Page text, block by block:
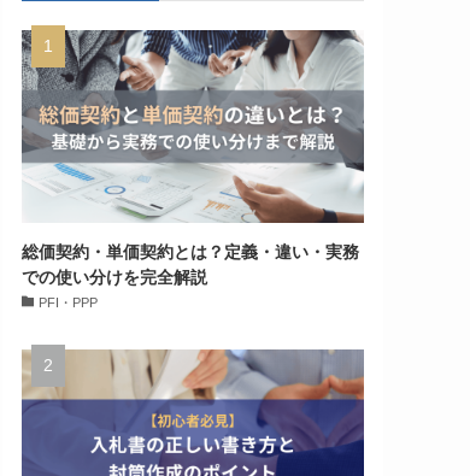
総価契約・単価契約とは？定義・違い・実務
での使い分けを完全解説
PFI・PPP